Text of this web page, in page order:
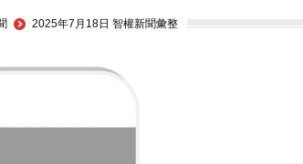
2025年7月18日 智權新聞彙整